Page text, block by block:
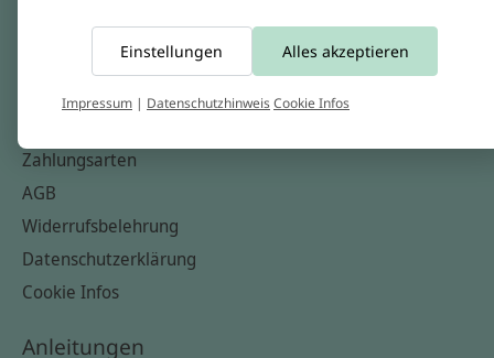
Informationen
Kontakt
Zahlungsarten
AGB
Widerrufsbelehrung
Datenschutzerklärung
Cookie Infos
Anleitungen
Einstellungen Alles akzeptieren
Impressum | DatenschutzhinweisCookie Infos